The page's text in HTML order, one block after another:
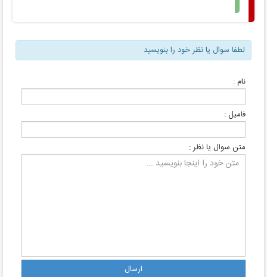
لطفا سوال یا نظر خود را بنویسید
نام :
فامیل :
متن سوال یا نظر :
ارسال